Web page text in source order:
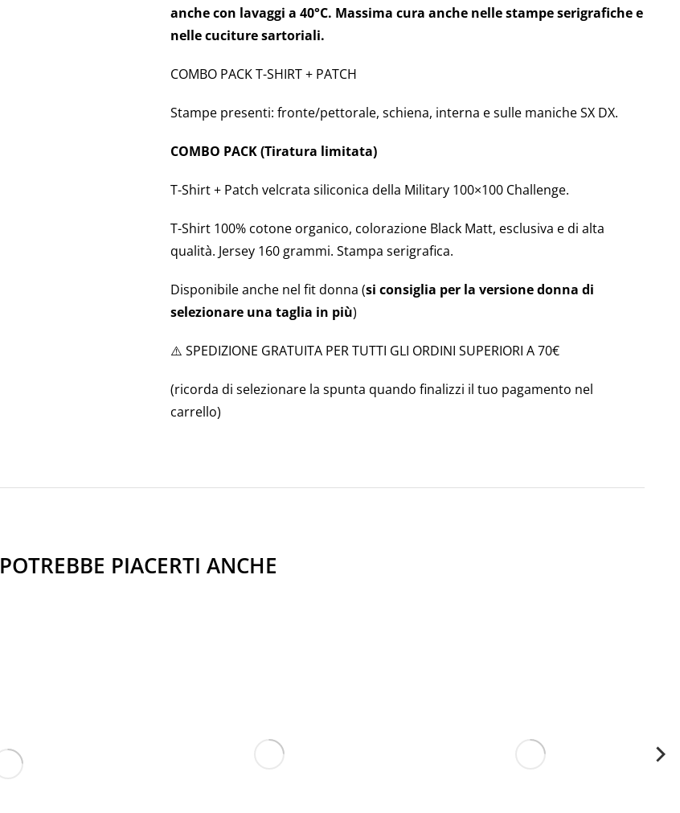
anche con lavaggi a 40°C. Massima cura anche nelle stampe serigrafiche e
nelle cuciture sartoriali.
COMBO PACK T-SHIRT + PATCH
Stampe presenti: fronte/pettorale, schiena, interna e sulle maniche SX DX.
COMBO PACK (Tiratura limitata)
T-Shirt + Patch velcrata siliconica della Military 100×100 Challenge.
T-Shirt 100% cotone organico, colorazione Black Matt, esclusiva e di alta
qualità. Jersey 160 grammi. Stampa serigrafica.
Disponibile anche nel fit donna (si consiglia per la versione donna di
selezionare una taglia in più)
⚠️ SPEDIZIONE GRATUITA PER TUTTI GLI ORDINI SUPERIORI A 70€
(ricorda di selezionare la spunta quando finalizzi il tuo pagamento nel
carrello)
POTREBBE PIACERTI ANCHE